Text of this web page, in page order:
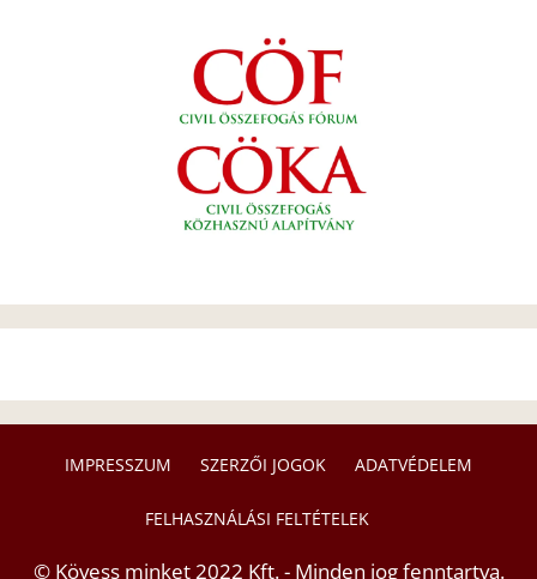
IMPRESSZUM SZERZŐI JOGOK ADATVÉDELEM
FELHASZNÁLÁSI FELTÉTELEK
© Kövess minket 2022 Kft. - Minden jog fenntartva.